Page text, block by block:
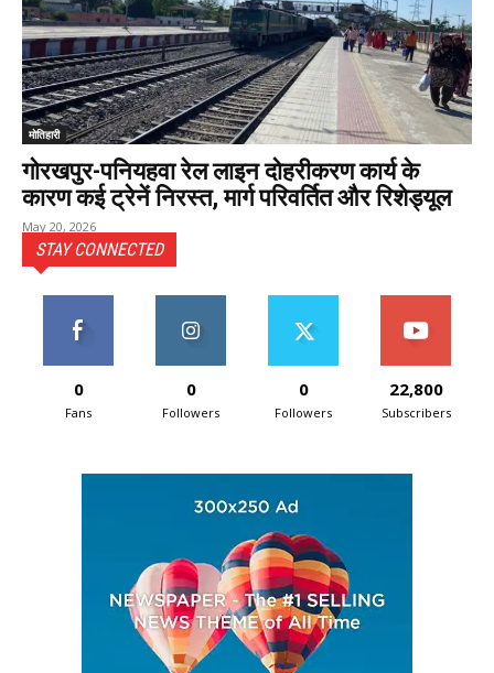
मोतिहारी
गोरखपुर-पनियहवा रेल लाइन दोहरीकरण कार्य के
कारण कई ट्रेनें निरस्त, मार्ग परिवर्तित और रिशेड्यूल
May 20, 2026
STAY CONNECTED
0
Fans
0
Followers
0
Followers
22,800
Subscribers